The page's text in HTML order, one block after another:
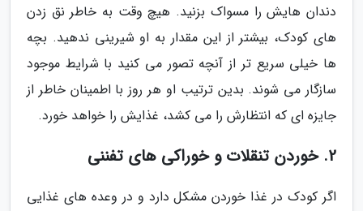
دندان هایش را مسواک بزنید. هیچ وقت به خاطر نق زدن
های کودک، بیشتر از این مقدار به او شیرینی ندهید. بچه
ها خیلی سریع تر از آنچه تصور می کنید با شرایط موجود
سازگار می شوند. بدین ترتیب او هر روز با اطمینان خاطر از
جایزه ای که انتظارش را می کشد، غذایش را خواهد خورد.
2. خوردن تنقلات و خوراکی های تفننی
اگر کودک در غذا خوردن مشکل دارد و در وعده های غذایی